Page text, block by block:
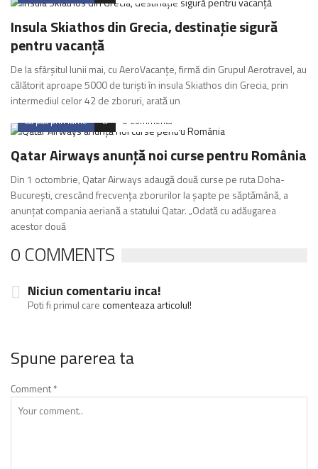
Insula Skiathos din Grecia, destinație sigură
pentru vacanță
De la sfârșitul lunii mai, cu AeroVacanțe, firmă din Grupul Aerotravel, au
călătorit aproape 5000 de turiști în insula Skiathos din Grecia, prin
intermediul celor 42 de zboruri, arată un
La pas prin lume 0 Comments
Qatar Airways anunță noi curse pentru România
Din 1 octombrie, Qatar Airways adaugă două curse pe ruta Doha-
București, crescând frecvența zborurilor la șapte pe săptămână, a
anunțat compania aeriană a statului Qatar. „Odată cu adăugarea
acestor două
0 COMMENTS
Niciun comentariu inca!
Poti fi primul carecomenteaza articolul!
Spune parerea ta
Comment*